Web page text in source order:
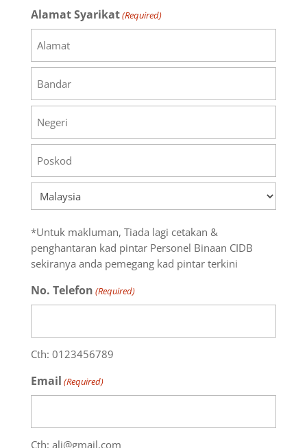
Alamat Syarikat(Required)
Alamat
Bandar
Negeri
Poskod
*Untuk makluman, Tiada lagi cetakan &
penghantaran kad pintar Personel Binaan CIDB
sekiranya anda pemegang kad pintar terkini
No. Telefon (Required)
Cth: 0123456789
Email (Required)
Cth: ali@gmail.com